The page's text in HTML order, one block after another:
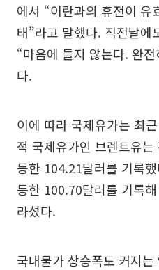
에서 “이란과의 휴전이 유
태”라고 말했다. 직전날에
“마음에 들지 않는다. 완
다.
이에 따라 국제유가는 최
적 국제유가인 브렌트유
등한 104.21달러를 기록
등한 100.70달러를 기록
라섰다.
국내물가 상승폭도 커지